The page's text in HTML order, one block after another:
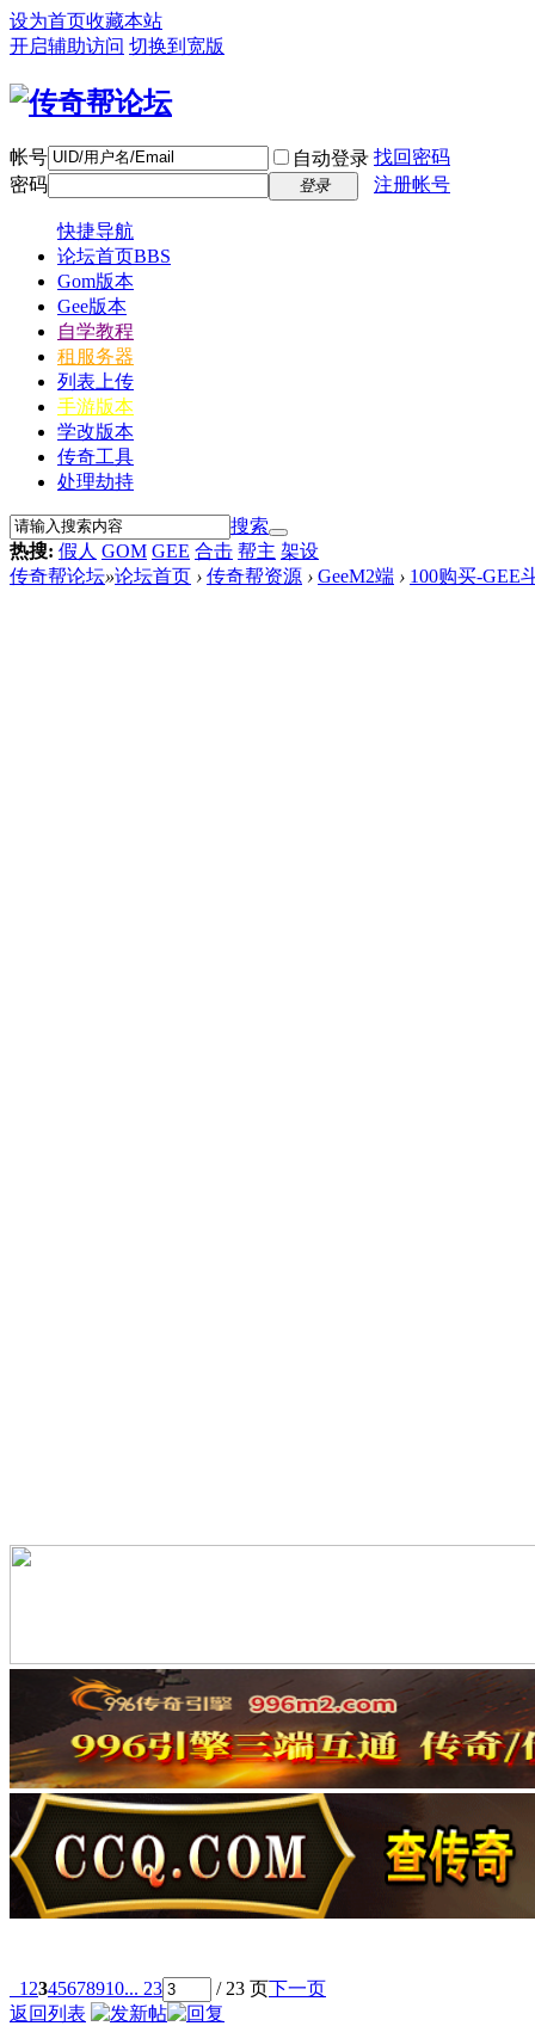
设为首页收藏本站
开启辅助访问 切换到宽版
帐号 自动登录 找回密码
密码
登录 注册帐号
快捷导航
论坛首页BBS
Gom版本
Gee版本
自学教程
租服务器
列表上传
手游版本
学改版本
传奇工具
处理劫持
搜索
热搜: 假人 GOM GEE 合击 帮主 架设
传奇帮论坛»论坛首页 › 传奇帮资源 › GeeM2端 › 100购买-GEE
1 2345678910... 23 / 23 页下一页
返回列表